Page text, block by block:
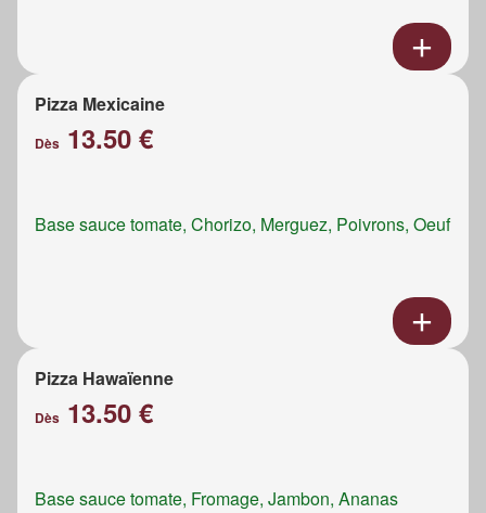
Pizza Mexicaine
Dès 13.50 €
Base sauce tomate, Chorizo, Merguez, Poivrons, Oeuf
Pizza Hawaïenne
Dès 13.50 €
Base sauce tomate, Fromage, Jambon, Ananas